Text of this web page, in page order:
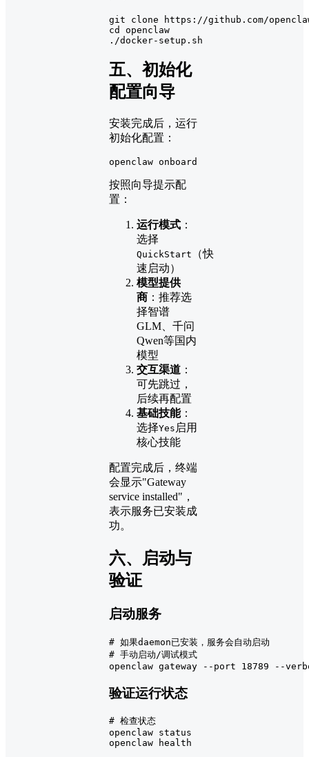
git clone
cd
openclaw
./docker-setup.sh
五、初始化
配置向导
安装完成后，运行
初始化配置：
openclaw onboard
按照向导提示配
置：
运行模式 ：
选择
QuickStart
（快
速启动）
模型提供
商 ：推荐选
择智谱
GLM、千问
Qwen等国内
模型
交互渠道 ：
可先跳过，
后续再配置
基础技能：
选择Yes 启用
核心技能
配置完成后，终端
会显示"Gateway
service installed"，
表示服务已安装成
功。
六、启动与
验证
启动服务
# 如果daemon已安装，服务会自动启动
# 手动启动/调试模式
openclaw gateway --port 18789 --
验证运行状态
# 检查状态
openclaw status
openclaw health